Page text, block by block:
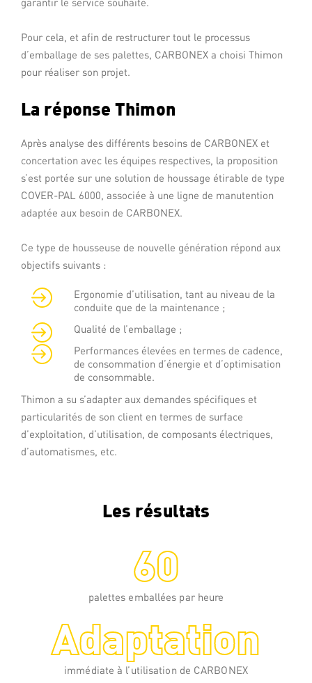
Pour cela, et afin de restructurer tout le processus
d’emballage de ses palettes, CARBONEX a choisi Thimon
pour réaliser son projet.
La réponse Thimon
Après analyse des différents besoins de CARBONEX et
concertation avec les équipes respectives, la proposition
s’est portée sur une solution de houssage étirable de type
COVER-PAL 6000, associée à une ligne de manutention
adaptée aux besoin de CARBONEX.
Ce type de housseuse de nouvelle génération répond aux
objectifs suivants :
Ergonomie d’utilisation, tant au niveau de la
conduite que de la maintenance ;
Qualité de l’emballage ;
Performances élevées en termes de cadence,
de consommation d’énergie et d’optimisation
de consommable.
Thimon a su s’adapter aux demandes spécifiques et
particularités de son client en termes de surface
d’exploitation, d’utilisation, de composants électriques,
d’automatismes, etc.
Les résultats
60
palettes emballées par heure
Adaptation
immédiate à l’utilisation de CARBONEX